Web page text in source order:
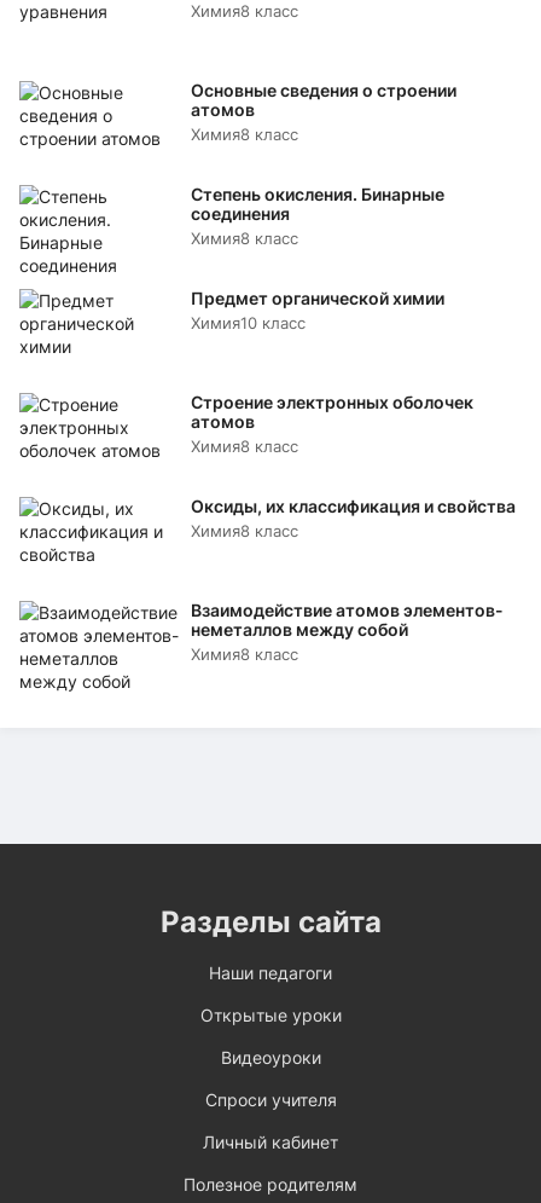
Химия8 класс
Основные сведения о строении
атомов
Химия8 класс
Степень окисления. Бинарные
соединения
Химия8 класс
Предмет органической химии
Химия10 класс
Строение электронных оболочек
атомов
Химия8 класс
Оксиды, их классификация и свойства
Химия8 класс
Взаимодействие атомов элементов-
неметаллов между собой
Химия8 класс
Разделы сайта
Наши педагоги
Открытые уроки
Видеоуроки
Спроси учителя
Личный кабинет
Полезное родителям